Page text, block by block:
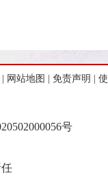
网站地图 免责声明
号